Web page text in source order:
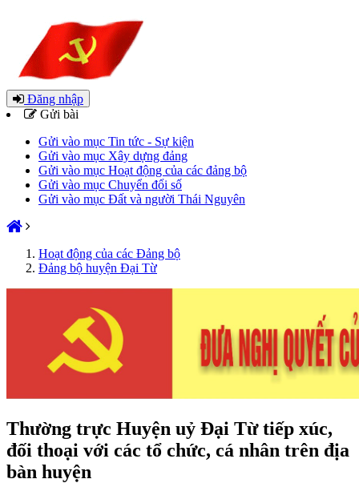
Đăng nhập
Gửi bài
Gửi vào mục Tin tức - Sự kiện
Gửi vào mục Xây dựng đảng
Gửi vào mục Hoạt động của các đảng bộ
Gửi vào mục Chuyển đổi số
Gửi vào mục Đất và người Thái Nguyên
Hoạt động của các Đảng bộ
Đảng bộ huyện Đại Từ
Thường trực Huyện uỷ Đại Từ tiếp xúc,
đối thoại với các tổ chức, cá nhân trên địa
bàn huyện